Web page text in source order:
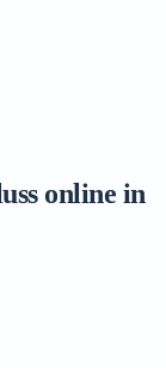
online in